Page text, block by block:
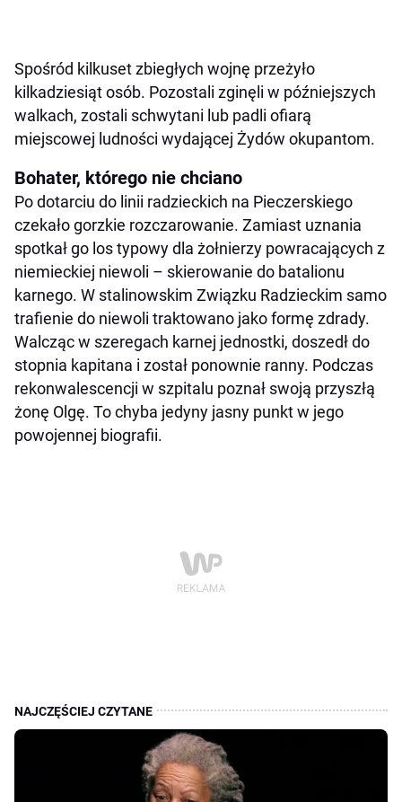
Spośród kilkuset zbiegłych wojnę przeżyło
kilkadziesiąt osób. Pozostali zginęli w późniejszych
walkach, zostali schwytani lub padli ofiarą
miejscowej ludności wydającej Żydów okupantom.
Bohater, którego nie chciano
Po dotarciu do linii radzieckich na Pieczerskiego
czekało gorzkie rozczarowanie. Zamiast uznania
spotkał go los typowy dla żołnierzy powracających z
niemieckiej niewoli – skierowanie do batalionu
karnego. W stalinowskim Związku Radzieckim samo
trafienie do niewoli traktowano jako formę zdrady.
Walcząc w szeregach karnej jednostki, doszedł do
stopnia kapitana i został ponownie ranny. Podczas
rekonwalescencji w szpitalu poznał swoją przyszłą
żonę Olgę. To chyba jedyny jasny punkt w jego
powojennej biografii.